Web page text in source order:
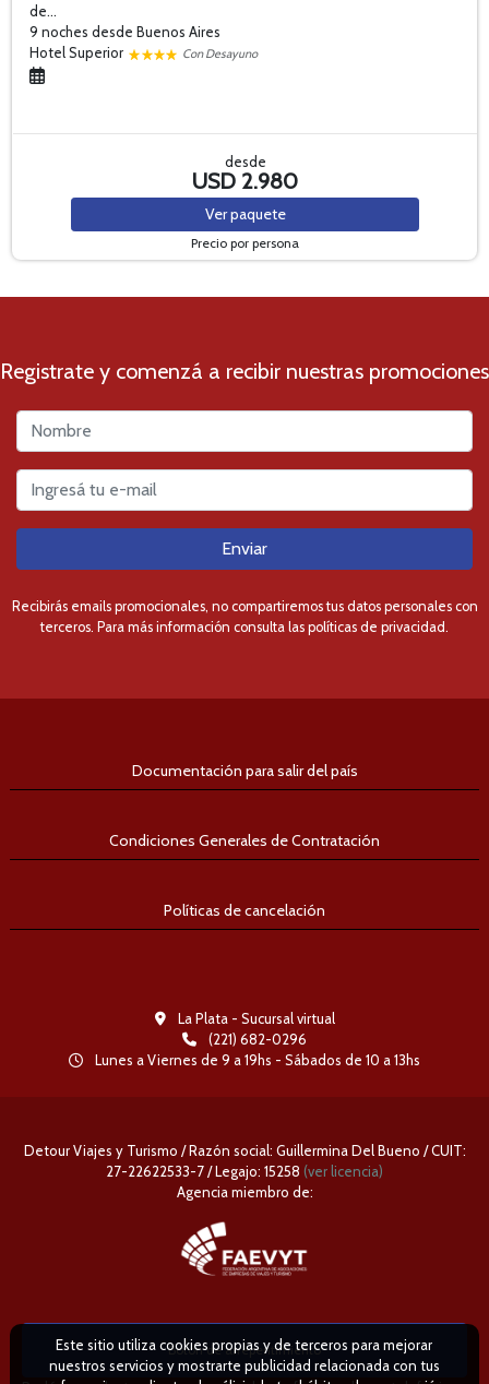
de...
9 nochesdesde Buenos Aires
Hotel Superior
Con Desayuno
desde
USD 2.980
Verpaquete
Precio por persona
Registrate y comenzá a recibir nuestras promociones
Enviar
Recibirás emails promocionales, no compartiremos tus datos personales con
terceros. Para más información consulta las políticas de privacidad.
Documentación para salir del país
Condiciones Generales de Contratación
Políticas de cancelación
La Plata - Sucursal virtual
(221) 682-0296
Lunes a Viernes de 9 a 19hs - Sábados de 10 a 13hs
Detour Viajes y Turismo / Razón social: Guillermina Del Bueno / CUIT:
27-22622533-7 / Legajo: 15258 (ver licencia)
Agencia miembro de:
Boton de arrepentimiento
Este sitio utiliza cookies propias y de terceros para mejorar
nuestros servicios y mostrarte publicidad relacionada con tus